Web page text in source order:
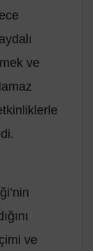
ve
ve